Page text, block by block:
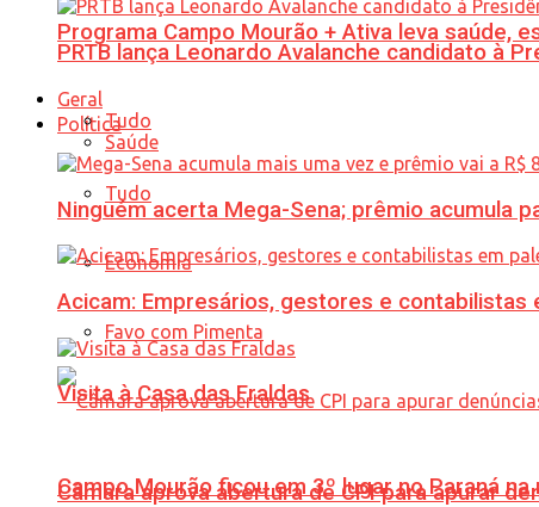
Programa Campo Mourão + Ativa leva saúde,
Política
Tudo
Economia
Favo com Pimenta
Câmara aprova abertura de CPI para apurar
PRTB lança Leonardo Avalanche candidato à
Geral
Tudo
Saúde
Ninguém acerta Mega-Sena; prêmio acumula
Acicam: Empresários, gestores e
Visita à Casa das Fraldas
Campo Mourão ficou em 3º lugar no Paraná